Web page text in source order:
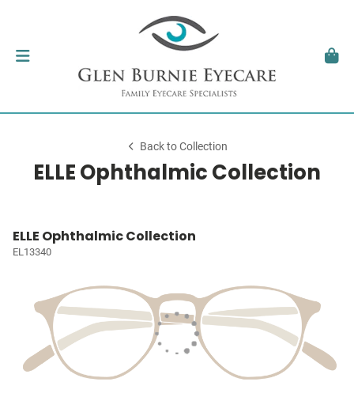
Back to Collection
ELLE Ophthalmic Collection
ELLE Ophthalmic Collection
EL13340